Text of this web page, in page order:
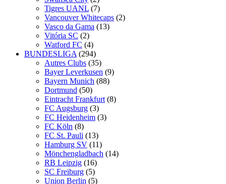
Tigres UANL (7)
Vancouver Whitecaps (2)
Vasco da Gama (13)
Vitória SC (2)
Watford FC (4)
BUNDESLIGA (294)
Autres Clubs (35)
Bayer Leverkusen (9)
Bayern Munich (88)
Dortmund (50)
Eintracht Frankfurt (8)
FC Augsburg (3)
FC Heidenheim (3)
FC Köln (8)
FC St. Pauli (13)
Hamburg SV (11)
Mönchengladbach (14)
RB Leipzig (16)
SC Freiburg (5)
Union Berlin (5)